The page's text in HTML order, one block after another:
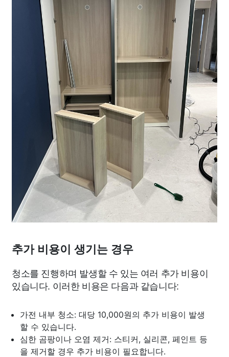
추가 비용이 생기는 경우
청소를 진행하며 발생할 수 있는 여러 추가 비용이
있습니다. 이러한 비용은 다음과 같습니다:
가전 내부 청소: 대당 10,000원의 추가 비용이 발생
할 수 있습니다.
심한 곰팡이나 오염 제거: 스티커, 실리콘, 페인트 등
을 제거할 경우 추가 비용이 필요합니다.